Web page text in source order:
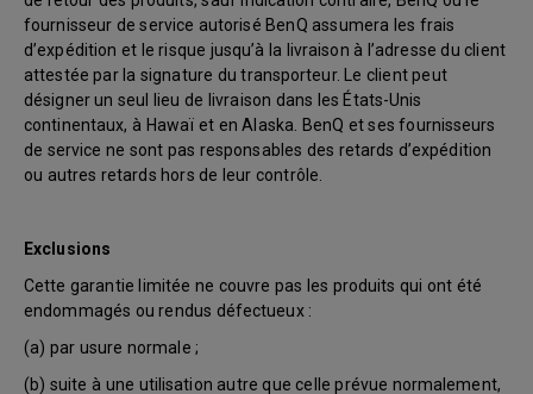
fournisseur de service autorisé BenQ assumera les frais
d’expédition et le risque jusqu’à la livraison à l’adresse du client
attestée par la signature du transporteur. Le client peut
désigner un seul lieu de livraison dans les États-Unis
continentaux, à Hawaï et en Alaska. BenQ et ses fournisseurs
de service ne sont pas responsables des retards d’expédition
ou autres retards hors de leur contrôle.
Exclusions
Cette garantie limitée ne couvre pas les produits qui ont été
endommagés ou rendus défectueux :
(a) par usure normale ;
(b) suite à une utilisation autre que celle prévue normalement,